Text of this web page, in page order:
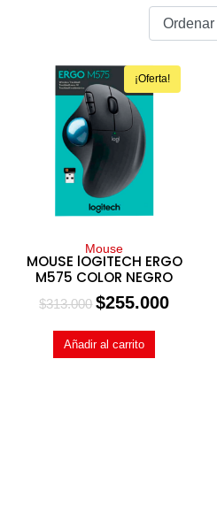
¡Oferta!
Mouse
MOUSE lOGITECH ERGO
M575 COLOR NEGRO
$313.000 $255.000
Añadir al carrito